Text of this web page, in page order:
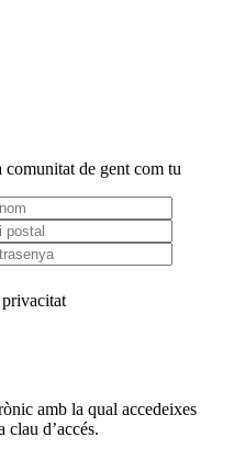
comunitat de gent com tu
amb la qual accedeixes
clau d’accés.